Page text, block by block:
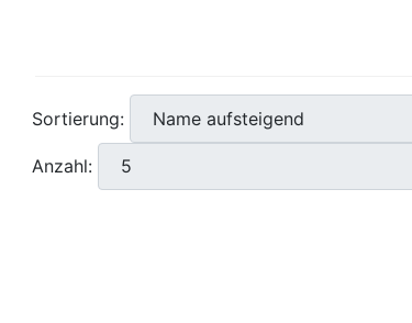
Sortierung:
Anzahl: